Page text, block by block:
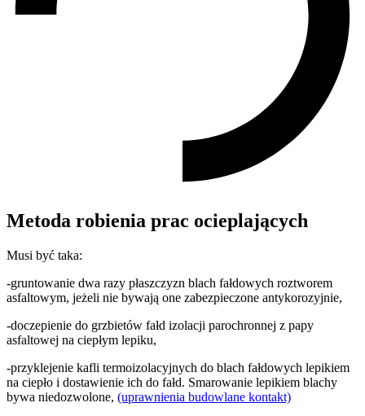
Metoda robienia prac ocieplających
Musi być taka:
-gruntowanie dwa razy płaszczyzn blach fałdowych roztworem
asfaltowym, jeżeli nie bywają one zabezpieczone antykorozyjnie,
-doczepienie do grzbietów fałd izolacji parochronnej z papy
asfaltowej na ciepłym lepiku,
-przyklejenie kafli termoizolacyjnych do blach fałdowych lepikiem
na ciepło i dostawienie ich do fałd. Smarowanie lepikiem blachy
bywa niedozwolone, (uprawnienia budowlane kontakt)